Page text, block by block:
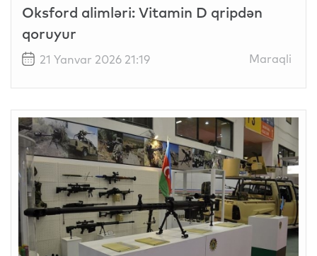
Oksford alimləri: Vitamin D qripdən
qoruyur
21 Yanvar 2026 21:19 Maraqli